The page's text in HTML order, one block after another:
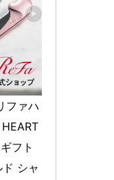
ファハ
フト
シャ